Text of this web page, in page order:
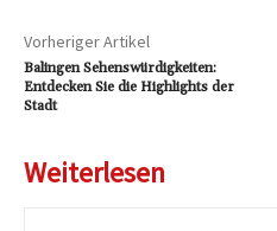
Vorheriger Artikel
Balingen Sehenswürdigkeiten:
Entdecken Sie die Highlights der
Stadt
Weiterlesen